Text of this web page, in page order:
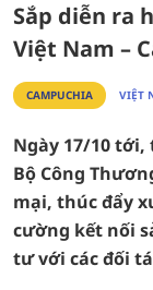
Sắp diễn ra
Việt Nam –
CAMPUCHIA VIỆT
Ngày 17/10
Bộ Công
mại, thúc đẩy
cường kết nối
tư với các đối